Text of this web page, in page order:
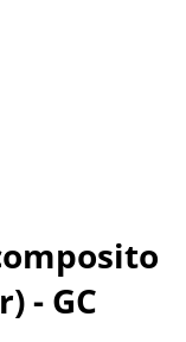
- GC